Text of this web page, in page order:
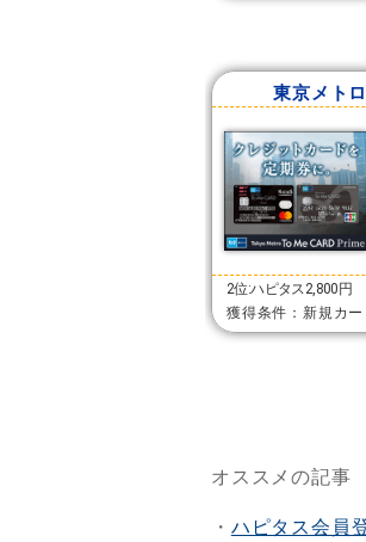
東京メト
2位:ハピタス2,800円
獲得条件：新規カ
オススメの記事
・ ハピタス会員